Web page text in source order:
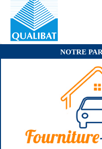
- Entreprise de rénovation immobilière
- Entreprise de rénovation immobilière à
- Entreprise de rénovation immobilière à
- Entreprise de rénovation immobilière à
- Entreprise de rénovation immobilière à
- Entreprise de rénovation immobilière à
- Entreprise de rénovation immobilière
- Entreprise de rénovation immobilière à
- Entreprise de rénovation immobilière à
- Entreprise de rénovation immobilière à
- Entreprise de rénovation immobilière à
NOTRE